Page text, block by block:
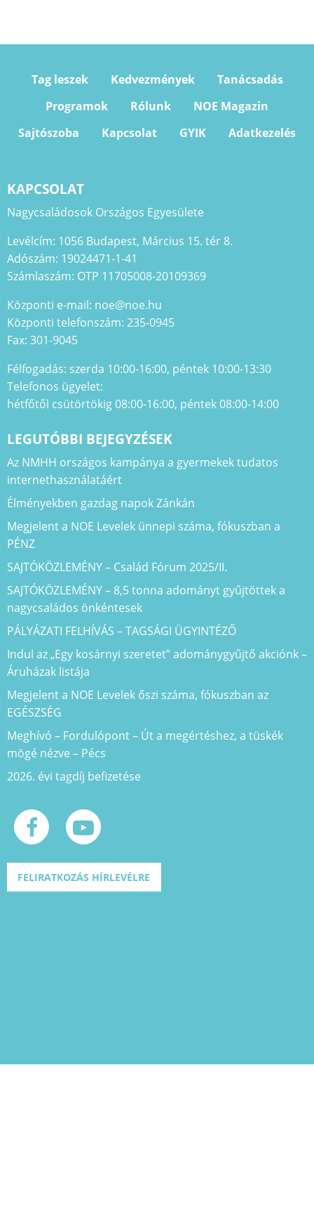
Tag leszek Kedvezmények
Tanácsadás
Programok
Rólunk
NOE Magazin
Sajtószoba
Kapcsolat GYIK Adatkezelés
KAPCSOLAT
Nagycsaládosok Országos Egyesülete
Levélcím: 1056 Budapest, Március 15. tér 8.
Adószám: 19024471-1-41
Számlaszám: OTP 11705008-20109369
Központi e-mail: noe@noe.hu
Központi telefonszám: 235-0945
Fax: 301-9045
Félfogadás: szerda 10:00-16:00, péntek 10:00-13:30
Telefonos ügyelet:
hétfőtől csütörtökig 08:00-16:00, péntek 08:00-14:00
LEGUTÓBBI BEJEGYZÉSEK
Az NMHH országos kampánya a gyermekek tudatos
internethasználatáért
Élményekben gazdag napok Zánkán
Megjelent a NOE Levelek ünnepi száma, fókuszban a
PÉNZ
SAJTÓKÖZLEMÉNY – Család Fórum 2025/II.
SAJTÓKÖZLEMÉNY – 8,5 tonna adományt gyűjtöttek a
nagycsaládos önkéntesek
PÁLYÁZATI FELHÍVÁS – TAGSÁGI ÜGYINTÉZŐ
Indul az „Egy kosárnyi szeretet” adománygyűjtő akciónk –
Áruházak listája
Megjelent a NOE Levelek őszi száma, fókuszban az
EGÉSZSÉG
Meghívó – Fordulópont – Út a megértéshez, a tüskék
mögé nézve – Pécs
2026. évi tagdíj befizetése
FELIRATKOZÁS HÍRLEVÉLRE